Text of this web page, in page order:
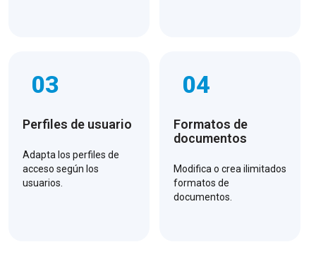
03
Perfiles de usuario
Adapta los perfiles de
acceso según los
usuarios.
04
Formatos de
documentos
Modifica o crea ilimitados
formatos de
documentos.